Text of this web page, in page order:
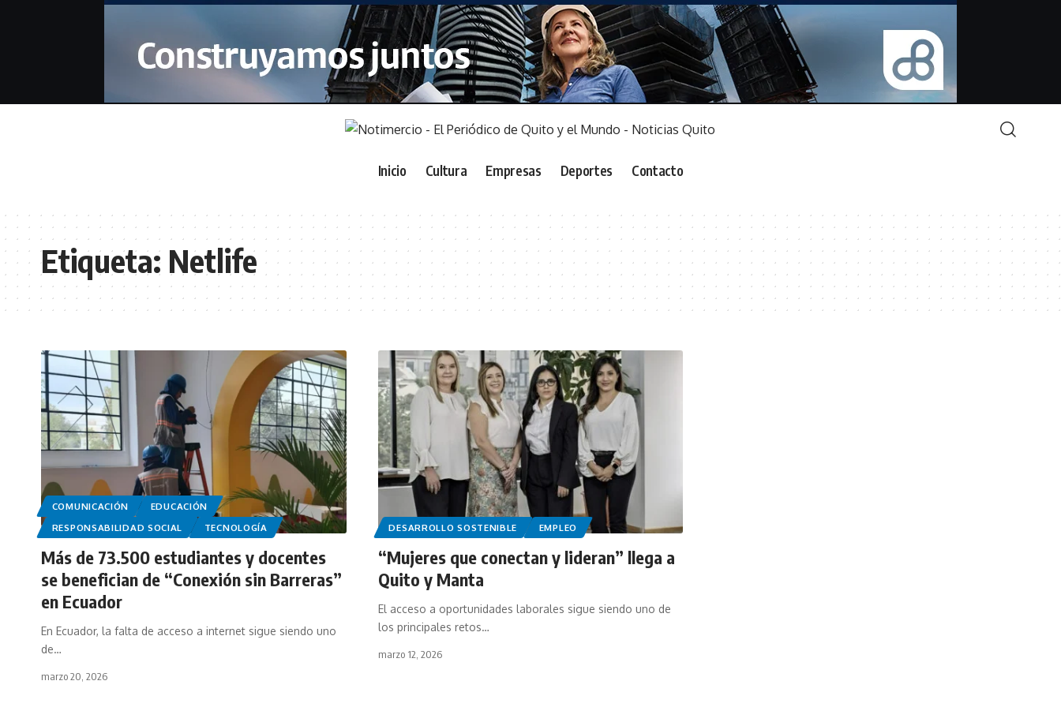
Inicio Cultura Empresas Deportes Contacto
Etiqueta: Netlife
COMUNICACIÓN
EDUCACIÓN
RESPONSABILIDAD SOCIAL
TECNOLOGÍA
Más de 73.500 estudiantes y docentes
se benefician de “Conexión sin Barreras”
en Ecuador
En Ecuador, la falta de acceso a internet sigue siendo uno
de…
marzo 20, 2026
DESARROLLO SOSTENIBLE EMPLEO
“Mujeres que conectan y lideran” llega a
Quito y Manta
El acceso a oportunidades laborales sigue siendo uno de
los principales retos…
marzo 12, 2026